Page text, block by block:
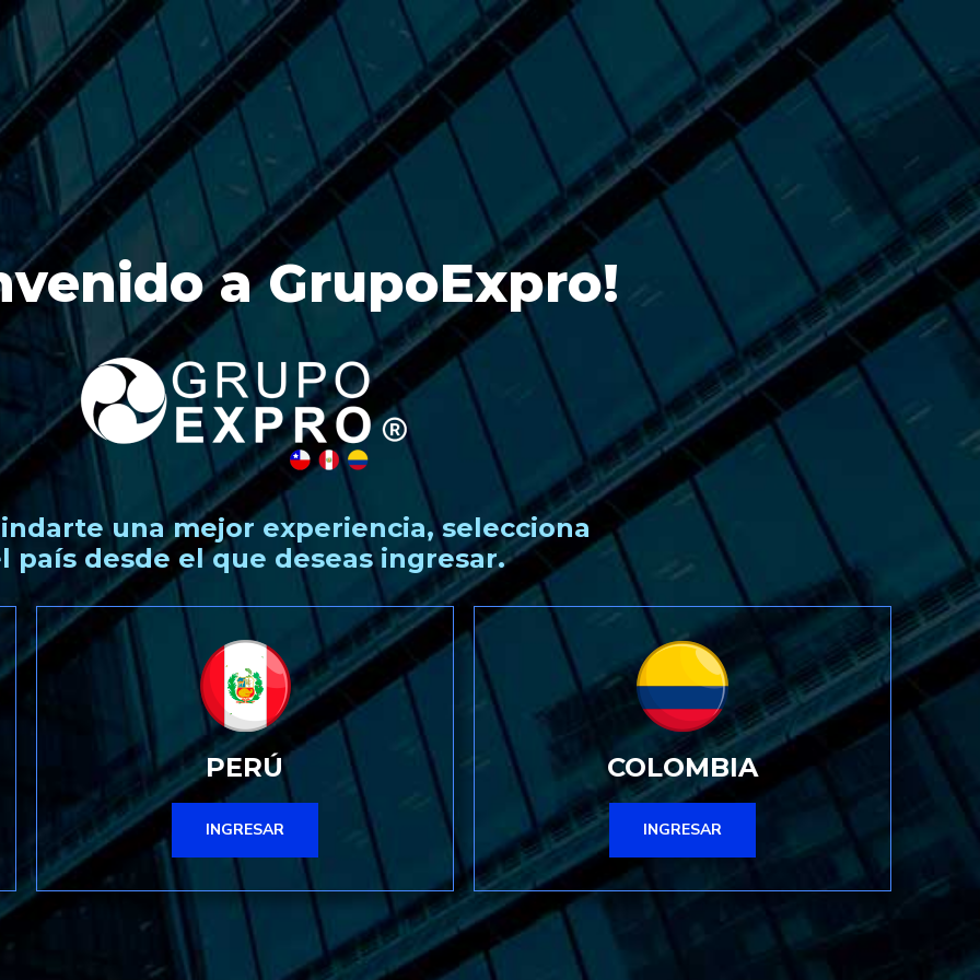
a GrupoExpro!
una mejor experiencia, selecciona
país desde el que deseas ingresar.
PERÚ
INGRESAR
COLOMBIA
INGRESAR